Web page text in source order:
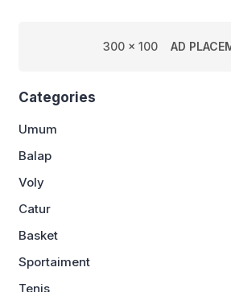
300 x 100 AD
Categories
Umum
Balap
Voly
Catur
Basket
Sportaiment
Tenis